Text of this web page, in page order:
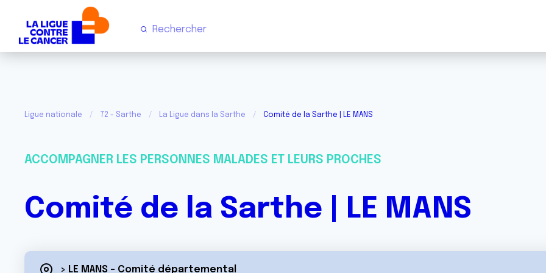
Ligue nationale 72 - Sarthe La Ligue dans la Sarthe Comité de la Sarthe | LE MANS
ACCOMPAGNER LES PERSONNES MALADES ET LEURS PROCHES
Comité de la Sarthe | LE MANS
> LE MANS - Comité départemental